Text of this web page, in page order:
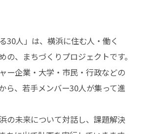
30人」は、横浜に住む人・働く
の、まちづくりプロジェクトです。
ー企業・大学・市民・行政などの
ら、若手メンバー30人が集って進
の未来について対話し、課題解決